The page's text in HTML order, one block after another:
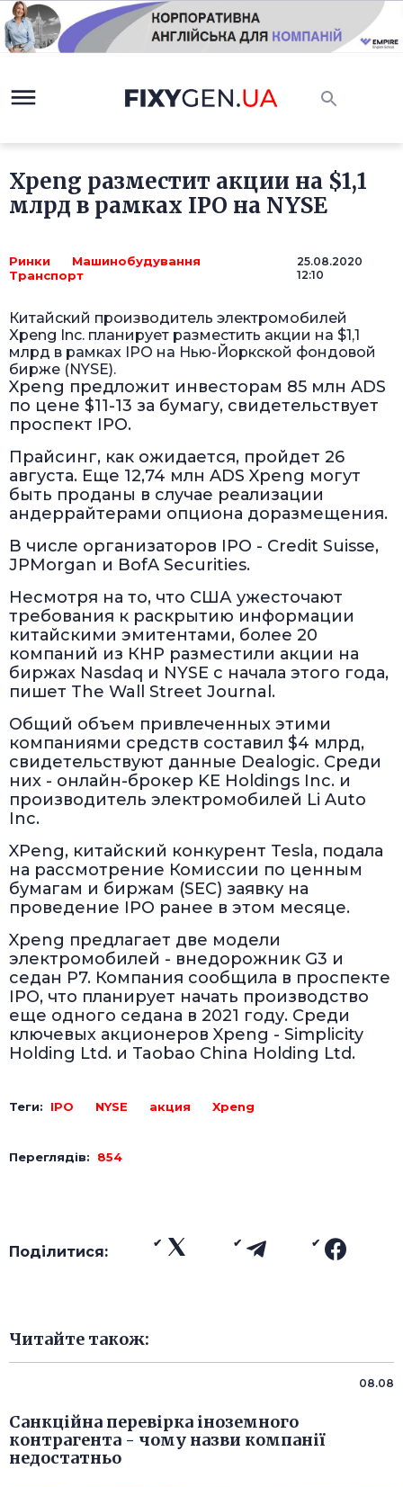
Xpeng разместит акции на $1,1
млрд в рамках IPO на NYSE
Ринки
Машинобудування
Транспорт
25.08.2020
12:10
Китайский производитель электромобилей
Xpeng Inc. планирует разместить акции на $1,1
млрд в рамках IPO на Нью-Йоркской фондовой
бирже (NYSE).
Xpeng предложит инвесторам 85 млн ADS
по цене $11-13 за бумагу, свидетельствует
проспект IPO.
Прайсинг, как ожидается, пройдет 26
августа. Еще 12,74 млн ADS Xpeng могут
быть проданы в случае реализации
андеррайтерами опциона доразмещения.
В числе организаторов IPO - Credit Suisse,
JPMorgan и BofA Securities.
Несмотря на то, что США ужесточают
требования к раскрытию информации
китайскими эмитентами, более 20
компаний из КНР разместили акции на
биржах Nasdaq и NYSE с начала этого года,
пишет The Wall Street Journal.
Общий объем привлеченных этими
компаниями средств составил $4 млрд,
свидетельствуют данные Dealogic. Среди
них - онлайн-брокер KE Holdings Inc. и
производитель электромобилей Li Auto
Inc.
XPeng, китайский конкурент Tesla, подала
на рассмотрение Комиссии по ценным
бумагам и биржам (SEC) заявку на
проведение IPO ранее в этом месяце.
Xpeng предлагает две модели
электромобилей - внедорожник G3 и
седан P7. Компания сообщила в проспекте
IPO, что планирует начать производство
еще одного седана в 2021 году. Среди
ключевых акционеров Xpeng - Simplicity
Holding Ltd. и Taobao China Holding Ltd.
Теги: IPO NYSE акция Xpeng
Переглядів: 854
Поділитися:
Читайте також:
08.08
Санкційна перевірка іноземного
контрагента - чому назви компанії
недостатньо